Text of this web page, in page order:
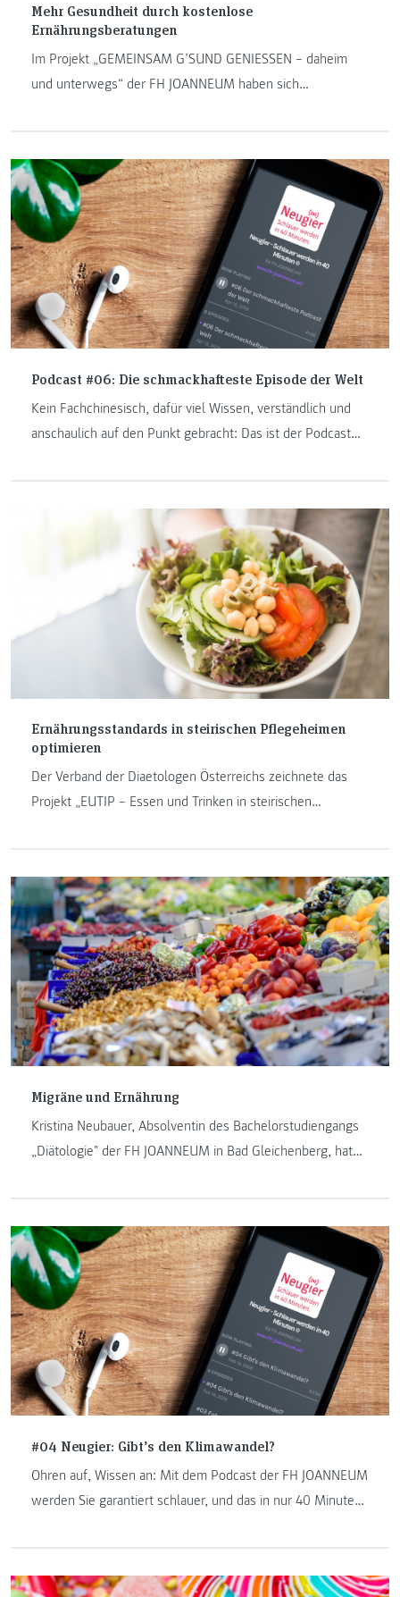
Mehr Gesundheit durch kostenlose
Ernährungsberatungen
Im Projekt „GEMEINSAM G’SUND GENIESSEN – daheim
und unterwegs“ der FH JOANNEUM haben sich
Podcast #06: Die schmackhafteste Episode der Welt
Kein Fachchinesisch, dafür viel Wissen, verständlich und
anschaulich auf den Punkt gebracht: Das ist der Podcast
JOANNEUM, über ihr Forschungsgebiet, die
Lebensmittelsensorik.
Ernährungsstandards in steirischen Pflegeheimen
optimieren
Der Verband der Diaetologen Österreichs zeichnete das
Projekt „EUTIP – Essen und Trinken in steirischen
& Forschung“ aus. Für uns ein Anlass, um mit Bianca
Fuchs-Neuhold und Manuela Hatz vom Projektteam über
die wesentlichen Erkenntnisse zu sprechen.
Migräne und Ernährung
Kristina Neubauer, Absolventin des Bachelorstudiengangs
„Diätologie" der FH JOANNEUM in Bad Gleichenberg, hat
welchen Lebensmitteln man den heftigen Kopfschmerzen
vorbeugt.
#04 Neugier: Gibt’s den Klimawandel?
Ohren auf, Wissen an: Mit dem Podcast der FH JOANNEUM
werden Sie garantiert schlauer, und das in nur 40 Minuten.
Fachchinesisch. Die vierte Folge mit Ulrike Zankel-Pichler